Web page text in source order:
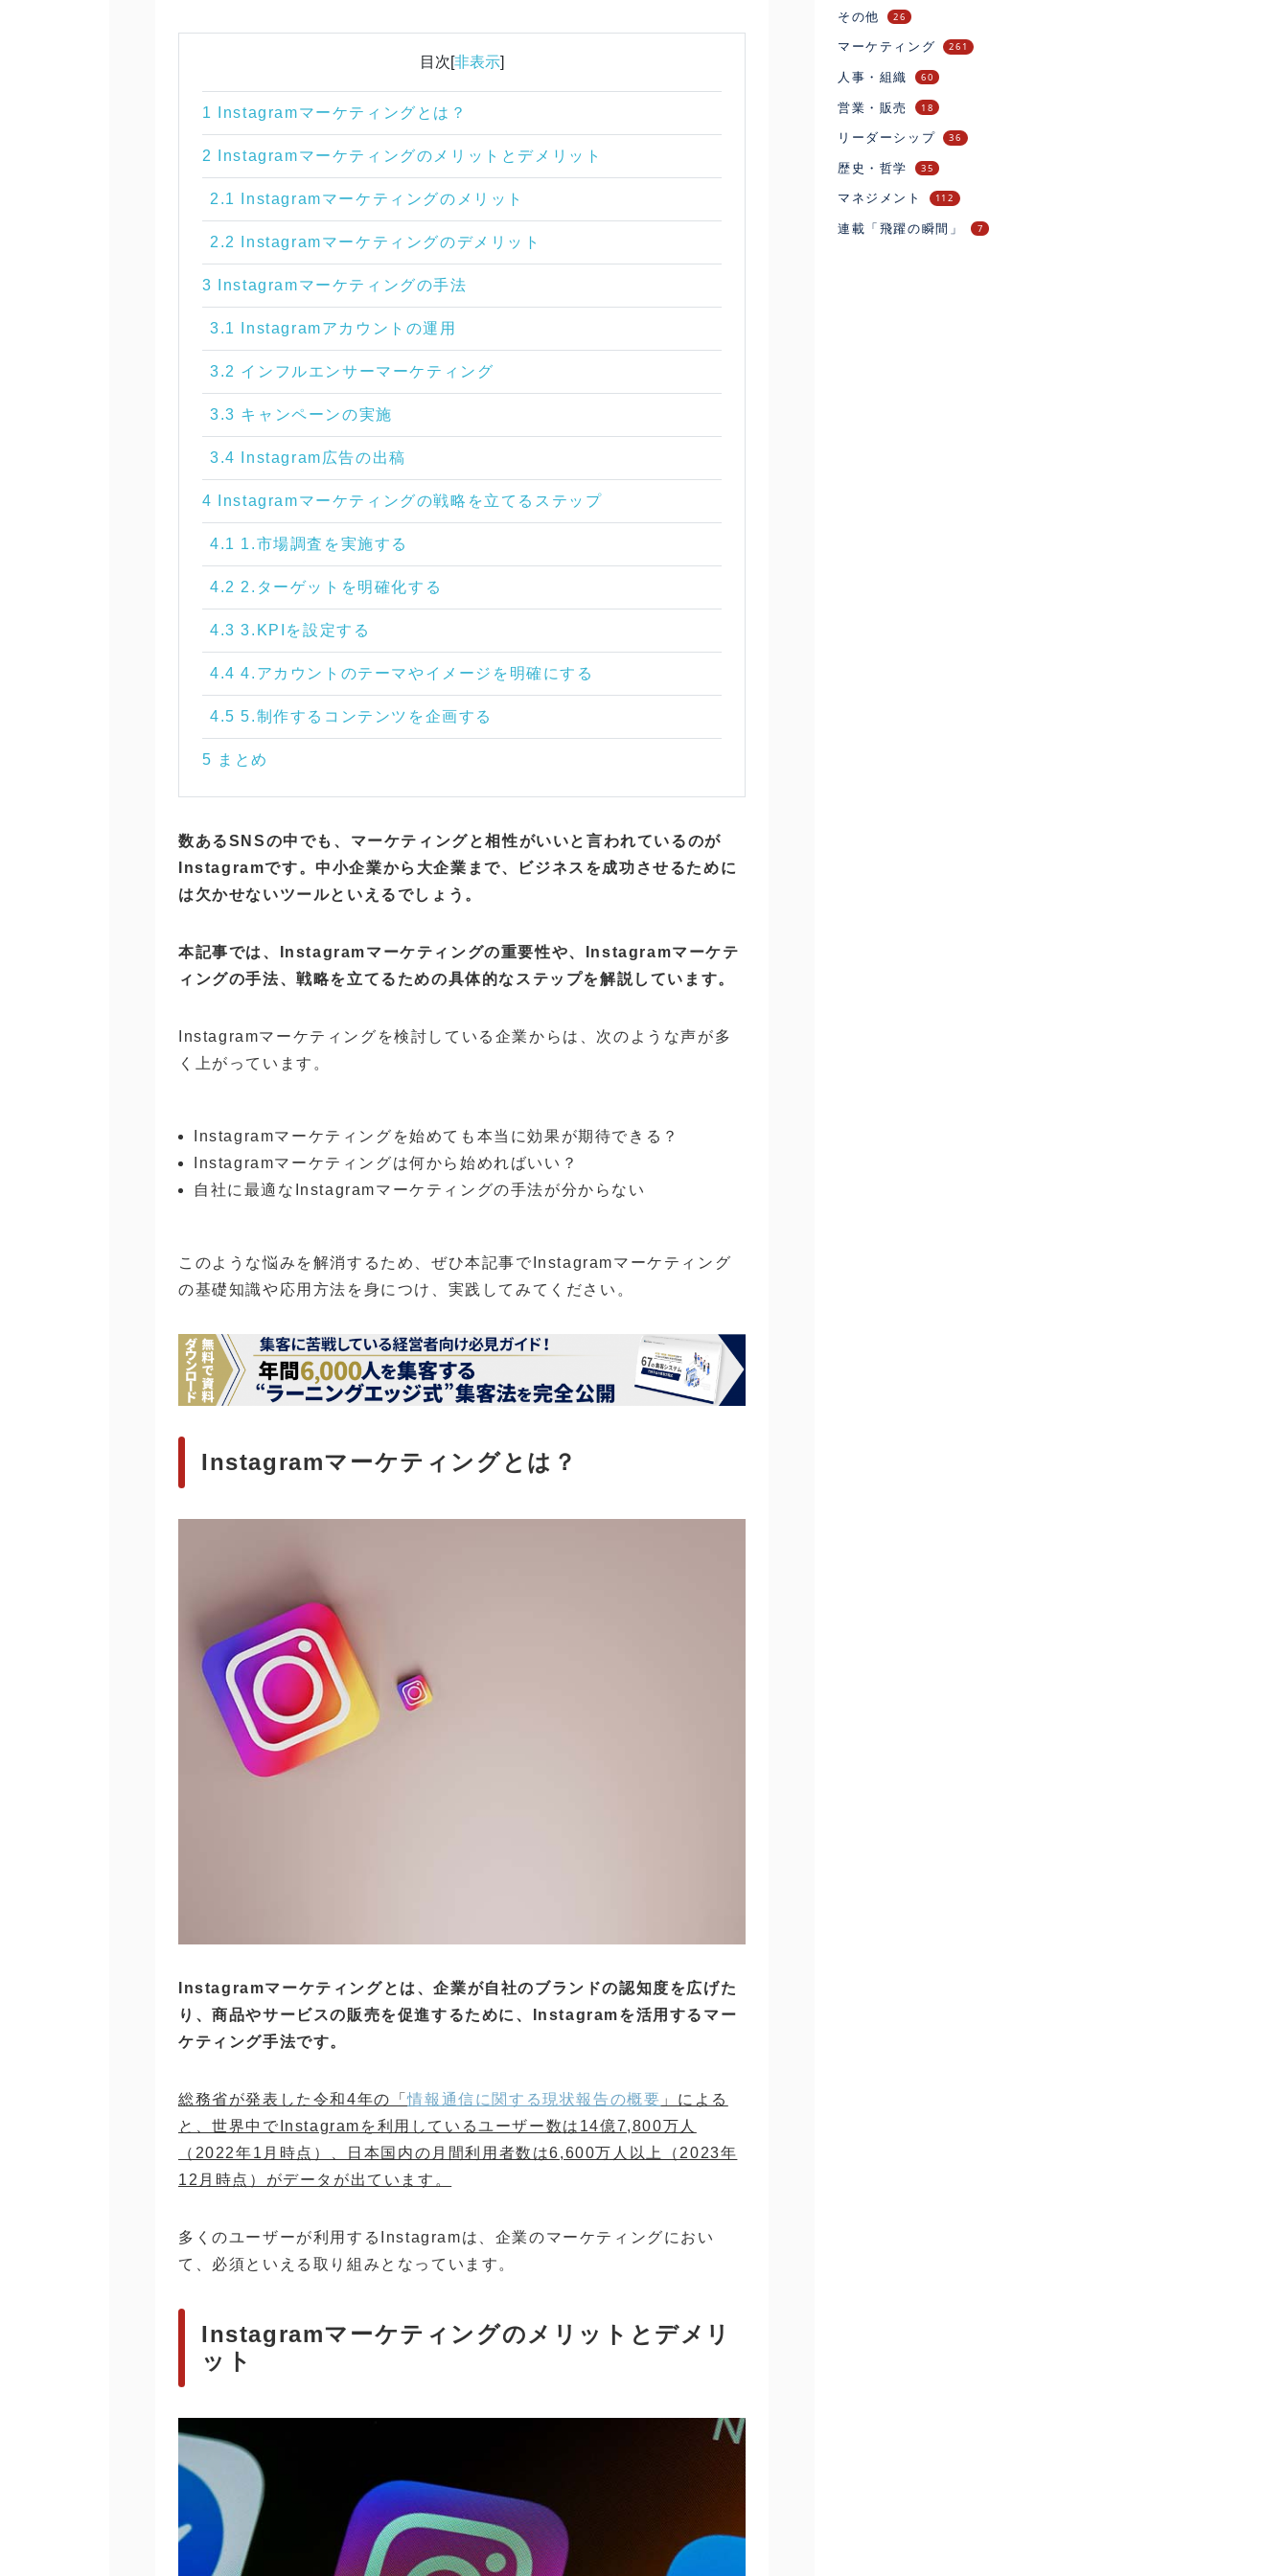
目次[非表示]
1 Instagramマーケティングとは？
2 Instagramマーケティングのメリットとデメリット
2.1 Instagramマーケティングのメリット
2.2 Instagramマーケティングのデメリット
3 Instagramマーケティングの手法
3.1 Instagramアカウントの運用
3.2 インフルエンサーマーケティング
3.3 キャンペーンの実施
3.4 Instagram広告の出稿
4 Instagramマーケティングの戦略を立てるステップ
4.1 1.市場調査を実施する
4.2 2.ターゲットを明確化する
4.3 3.KPIを設定する
4.4 4.アカウントのテーマやイメージを明確にする
4.5 5.制作するコンテンツを企画する
5 まとめ
数あるSNSの中でも、マーケティングと相性がいいと言われているのが
Instagramです。中小企業から大企業まで、ビジネスを成功させるために
は欠かせないツールといえるでしょう。
本記事では、Instagramマーケティングの重要性や、Instagramマーケテ
ィングの手法、戦略を立てるための具体的なステップを解説しています。
Instagramマーケティングを検討している企業からは、次のような声が多
く上がっています。
Instagramマーケティングを始めても本当に効果が期待できる？
Instagramマーケティングは何から始めればいい？
自社に最適なInstagramマーケティングの手法が分からない
このような悩みを解消するため、ぜひ本記事でInstagramマーケティング
の基礎知識や応用方法を身につけ、実践してみてください。
Instagramマーケティングとは？
Instagramマーケティングとは、企業が自社のブランドの認知度を広げた
り、商品やサービスの販売を促進するために、Instagramを活用するマー
ケティング手法です。
総務省が発表した令和4年の「情報通信に関する現状報告の概要 」による
と、世界中でInstagramを利用しているユーザー数は14億7,800万人
（2022年1月時点）、日本国内の月間利用者数は6,600万人以上（2023年
12月時点）がデータが出ています。
多くのユーザーが利用するInstagramは、企業のマーケティングにおい
て、必須といえる取り組みとなっています。
Instagramマーケティングのメリットとデメリ
ット
その他 26
マーケティング 261
人事・組織 60
営業・販売 18
リーダーシップ 36
歴史・哲学 35
マネジメント 112
連載「飛躍の瞬間」 7